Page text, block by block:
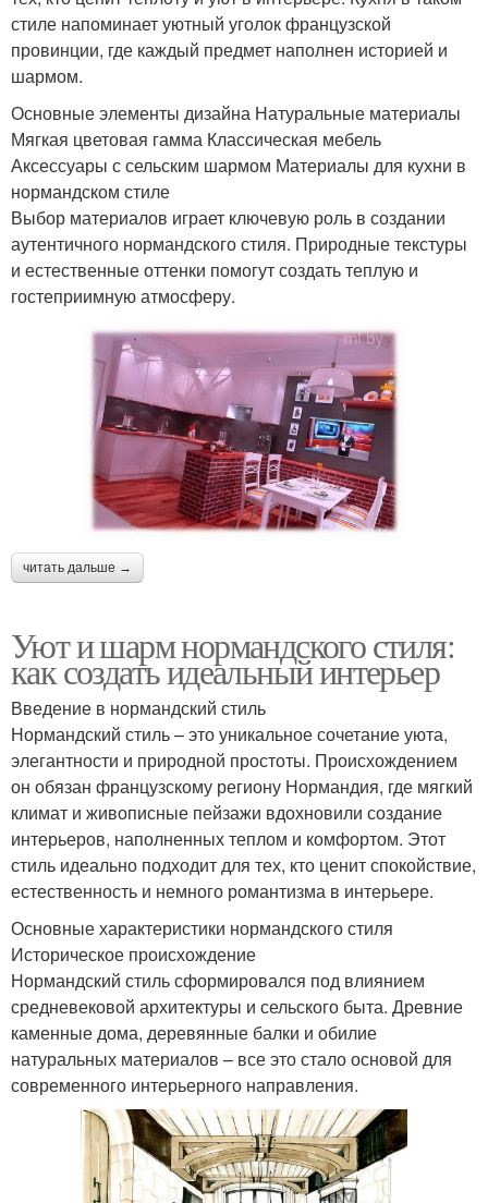
стиле напоминает уютный уголок французской
провинции, где каждый предмет наполнен историей и
шармом.
Основные элементы дизайна Натуральные материалы
Мягкая цветовая гамма Классическая мебель
Аксессуары с сельским шармом Материалы для кухни в
нормандском стиле
Выбор материалов играет ключевую роль в создании
аутентичного нормандского стиля. Природные текстуры
и естественные оттенки помогут создать теплую и
гостеприимную атмосферу.
читать дальше →
Уют и шарм нормандского стиля:
как создать идеальный интерьер
Введение в нормандский стиль
Нормандский стиль – это уникальное сочетание уюта,
элегантности и природной простоты. Происхождением
он обязан французскому региону Нормандия, где мягкий
климат и живописные пейзажи вдохновили создание
интерьеров, наполненных теплом и комфортом. Этот
стиль идеально подходит для тех, кто ценит спокойствие,
естественность и немного романтизма в интерьере.
Основные характеристики нормандского стиля
Историческое происхождение
Нормандский стиль сформировался под влиянием
средневековой архитектуры и сельского быта. Древние
каменные дома, деревянные балки и обилие
натуральных материалов – все это стало основой для
современного интерьерного направления.